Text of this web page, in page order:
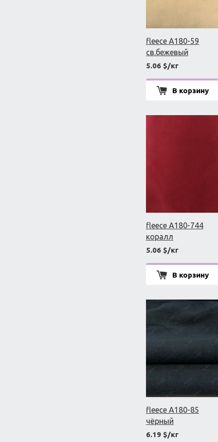
fleece A180-59
св.бежевый
5.06 $/кг
В корзину
fleece A180-744
коралл
5.06 $/кг
В корзину
fleece A180-85
чёрный
6.19 $/кг